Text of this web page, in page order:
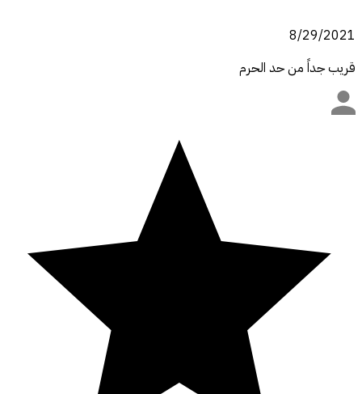
8/29/2021
قريب جداً من حد الحرم